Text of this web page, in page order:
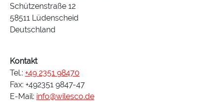
Schützenstraße 12
58511 Lüdenscheid
Deutschland
Kontakt
Tel.: +49 2351 98470
Fax: +492351 9847-47
E-Mail: info@wilesco.de